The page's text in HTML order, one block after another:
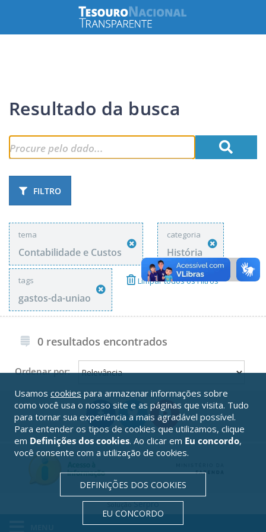
Resultado da busca
FILTRO
tema
Contabilidade e Custos
categoria
História
tags
gastos-da-uniao
Limpar todos os Filtros
0 resultados encontrados
Ordenar por:
SoluçãoSerpro
Usamos cookies para armazenar informações sobre
como você usa o nosso site e as páginas que visita. Tudo
para tornar sua experiência a mais agradável possível.
Para entender os tipos de cookies que utilizamos, clique
em Definições dos cookies. Ao clicar em Eu concordo,
você consente com a utilização de cookies.
DEFINIÇÕES DOS COOKIES
EU CONCORDO